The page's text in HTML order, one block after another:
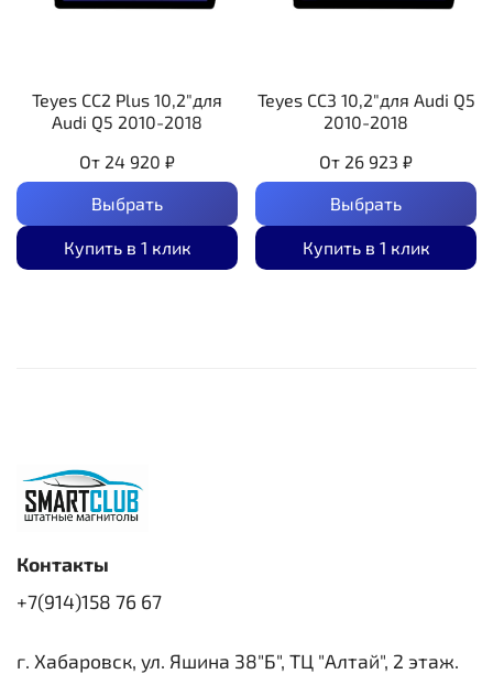
Teyes CC2 Plus 10,2"для
Audi Q5 2010-2018
От 24 920 ₽
Выбрать
Купить в 1 клик
Teyes CC3 10,2"для Audi Q5
2010-2018
От 26 923 ₽
Выбрать
Купить в 1 клик
Контакты
+7(914)158 76 67
г. Хабаровск, ул. Яшина 38"Б", ТЦ "Алтай", 2 этаж.